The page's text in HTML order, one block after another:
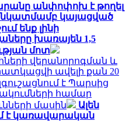
անփոփոխ է թողել
նկատմամբ կայացված
ենք լինի
խառայեն 1,5
մոտ
վերանորոգման և
ավելի քան 20
է Պարսից
համար
մասին
Ալեն
է կառավարական